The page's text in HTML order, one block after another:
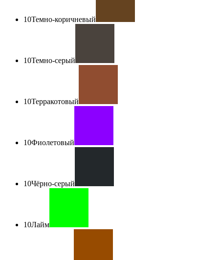
10Темно-коричневый
10Темно-серый
10Терракотовый
10Фиолетовый
10Чёрно-серый
10Лайм